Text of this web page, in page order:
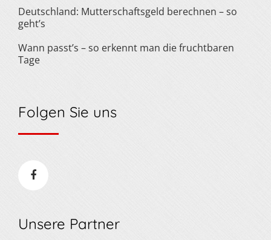
Deutschland: Mutterschaftsgeld berechnen – so
geht’s
Wann passt’s – so erkennt man die fruchtbaren
Tage
Folgen Sie uns
Unsere Partner